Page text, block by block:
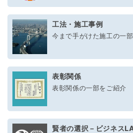
工法・施工事例
今まで手がけた施工の一
表彰関係
表彰関係の一部をご紹介
賢者の選択－ビジネス